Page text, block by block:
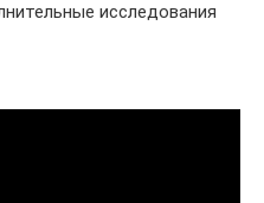
исследования